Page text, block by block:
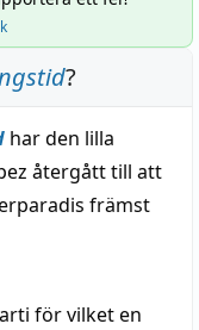
?
har den lilla
återgått till att
främst
för vilket en